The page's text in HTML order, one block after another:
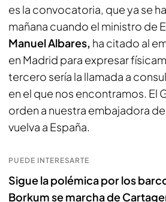
es la convocatoria, que ya se
mañana cuando el ministro de
Manuel Albares, ha citado al
en Madrid para expresar
tercero sería la llamada a
en el que nos encontramos. El
orden a nuestra embajadora
vuelva a España.
PUEDE INTERESARTE
Sigue la polémica por los
Borkum se marcha de